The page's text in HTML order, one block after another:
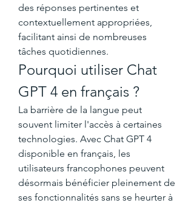
des réponses pertinentes et
contextuellement appropriées,
facilitant ainsi de nombreuses
tâches quotidiennes.
Pourquoi utiliser Chat
GPT 4 en français ?
La barrière de la langue peut
souvent limiter l'accès à certaines
technologies. Avec Chat GPT 4
disponible en français, les
utilisateurs francophones peuvent
désormais bénéficier pleinement de
ses fonctionnalités sans se heurter à